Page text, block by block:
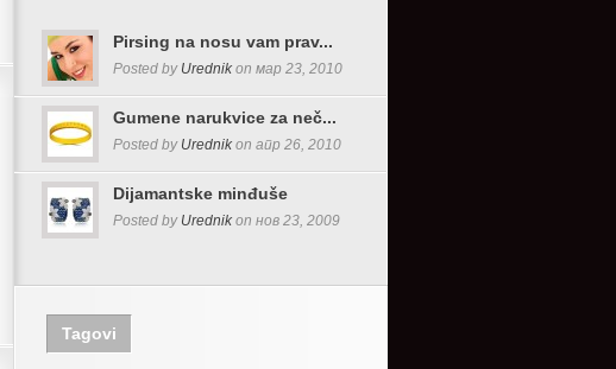
Pirsing na nosu vam prav...
Posted by Urednik on мар 23, 2010
Gumene narukvice za neč...
Posted by Urednik on апр 26, 2010
Dijamantske minđuše
Posted by Urednik on нов 23, 2009
Tagovi